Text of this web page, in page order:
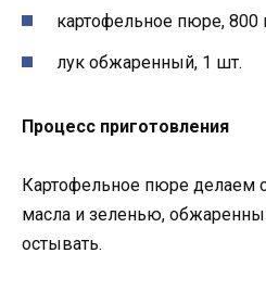
картофельное пюре, 800
лук обжаренный, 1 шт.
Процесс приготовления
Картофельное пюре делаем
масла и зеленью,
остывать.